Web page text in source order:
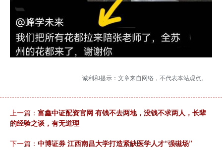
诚利和提示：文章来自网络，不代表本站观点。
上一篇： 富鑫中证配资官网 有钱不去两地，没钱不求两人，长辈
的经验之谈，有无道理
下一篇： 中博证券 江西南昌大学打造紧缺医学人才“强磁场”